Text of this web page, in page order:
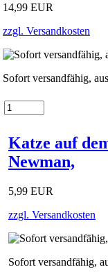
14,99 EUR
zzgl. Versandkosten
Sofort versandfähig,
Katze auf
Newman,
5,99 EUR
zzgl. Versandkosten
Sofort versandfähig,